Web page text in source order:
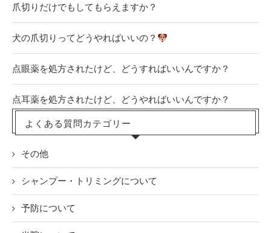
爪切りだけでもしてもらえますか？
犬の爪切りってどうやればいいの？
点眼薬を処方されたけど、どうすればいいんですか？
点耳薬を処方されたけど、どうやればいいんですか？
よくある質問カテゴリー
その他
シャンプー・トリミングについて
予防について